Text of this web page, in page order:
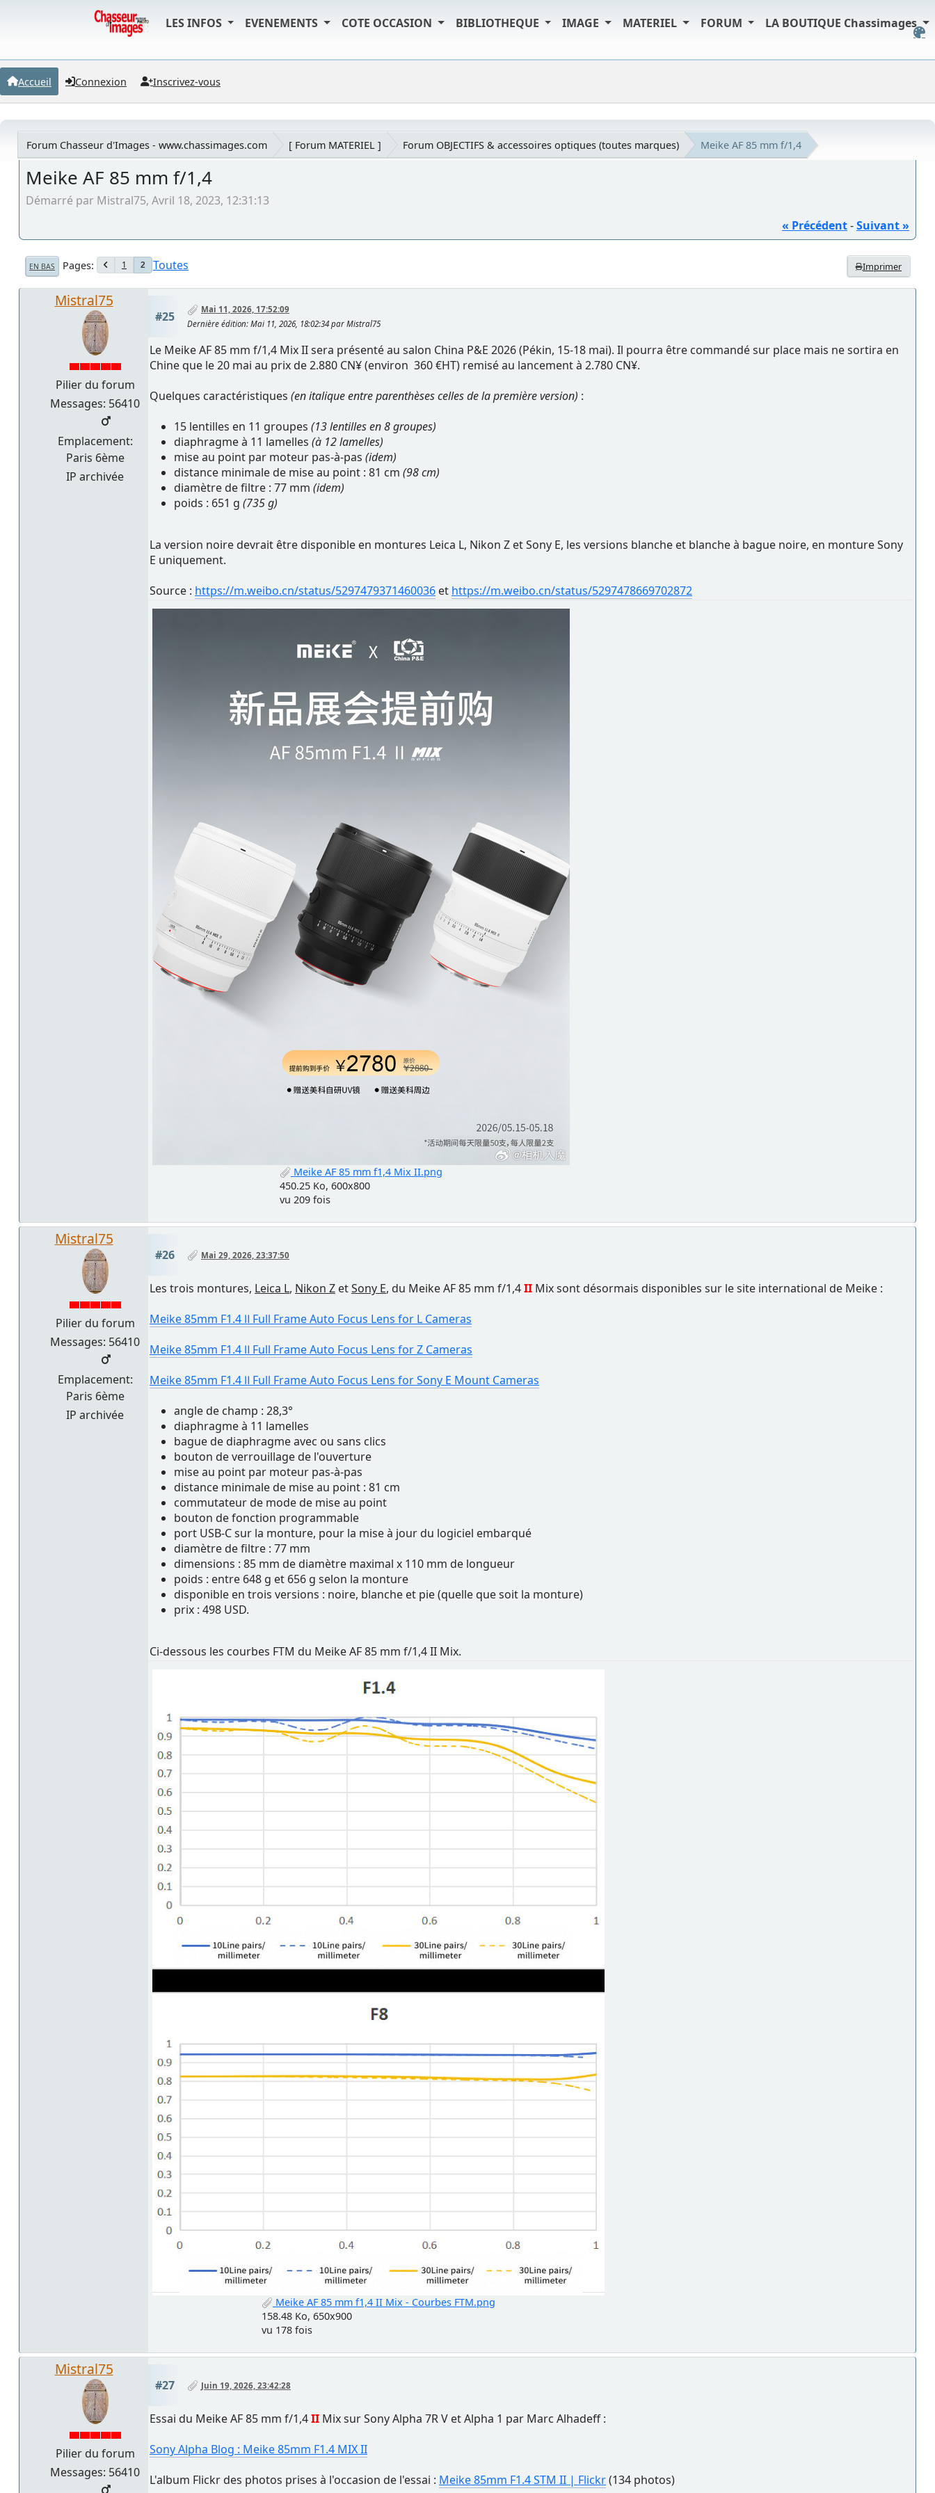
LES INFOS EVENEMENTS COTE OCCASION BIBLIOTHEQUE IMAGE MATERIEL FORUM LA BOUTIQUE Chassimages
Accueil Connexion Inscrivez-vous
Forum Chasseur d'Images - www.chassimages.com [ Forum MATERIEL ] Forum OBJECTIFS & accessoires optiques (toutes marques) Meike AF 85 mm f/1,4
Meike AF 85 mm f/1,4
Démarré par Mistral75, Avril 18, 2023, 12:31:13
« Précédent-Suivant »
Imprimer
EN BAS Pages 1 2 Toutes
Mistral75
Pilier du forum
Messages: 56410
Emplacement:
Paris 6ème
IP archivée
#25
Mai 11, 2026, 17:52:09
Dernière édition: Mai 11, 2026, 18:02:34 par Mistral75
Le Meike AF 85 mm f/1,4 Mix II sera présenté au salon China P&E 2026 (Pékin, 15-18 mai). Il pourra être commandé sur place mais ne sortira en
Chine que le 20 mai au prix de 2.880 CN¥ (environ 360 €HT) remisé au lancement à 2.780 CN¥.
Quelques caractéristiques (en italique entre parenthèses celles de la première version) :
15 lentilles en 11 groupes (13 lentilles en 8 groupes)
diaphragme à 11 lamelles (à 12 lamelles)
mise au point par moteur pas-à-pas (idem)
distance minimale de mise au point : 81 cm (98 cm)
diamètre de filtre : 77 mm (idem)
poids : 651 g (735 g)
La version noire devrait être disponible en montures Leica L, Nikon Z et Sony E, les versions blanche et blanche à bague noire, en monture Sony
E uniquement.
Source : https://m.weibo.cn/status/5297479371460036 et https://m.weibo.cn/status/5297478669702872
Meike AF 85 mm f1,4 Mix II.png
450.25 Ko, 600x800
vu 209 fois
Mistral75
Pilier du forum
Messages: 56410
Emplacement:
Paris 6ème
IP archivée
#26 Mai 29, 2026, 23:37:50
Les trois montures, Leica L, Nikon Z etSony E, du Meike AF 85 mm f/1,4II Mix sont désormais disponibles sur le site international de Meike :
Meike 85mm F1.4 Ⅱ Full Frame Auto Focus Lens for L Cameras
Meike 85mm F1.4 Ⅱ Full Frame Auto Focus Lens for Z Cameras
Meike 85mm F1.4 Ⅱ Full Frame Auto Focus Lens for Sony E Mount Cameras
angle de champ : 28,3°
diaphragme à 11 lamelles
bague de diaphragme avec ou sans clics
bouton de verrouillage de l'ouverture
mise au point par moteur pas-à-pas
distance minimale de mise au point : 81 cm
commutateur de mode de mise au point
bouton de fonction programmable
port USB-C sur la monture, pour la mise à jour du logiciel embarqué
diamètre de filtre : 77 mm
dimensions : 85 mm de diamètre maximal x 110 mm de longueur
poids : entre 648 g et 656 g selon la monture
disponible en trois versions : noire, blanche et pie (quelle que soit la monture)
prix : 498 USD.
Ci-dessous les courbes FTM du Meike AF 85 mm f/1,4 II Mix.
Meike AF 85 mm f1,4 II Mix - Courbes FTM.png
158.48 Ko, 650x900
vu 178 fois
Mistral75
Pilier du forum
Messages: 56410
#27 Juin 19, 2026, 23:42:28
Essai du Meike AF 85 mm f/1,4II Mix sur Sony Alpha 7R V et Alpha 1 par Marc Alhadeff :
Sony Alpha Blog : Meike 85mm F1.4 MIX II
L'album Flickr des photos prises à l'occasion de l'essai : Meike 85mm F1.4 STM II | Flickr(134 photos)